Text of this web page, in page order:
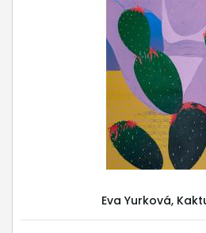
Eva Yurková,